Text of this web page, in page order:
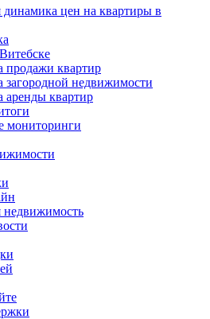
динамика цен на квартиры в
продажи квартир
недвижимости
квартир
мониторинги
недвижимость